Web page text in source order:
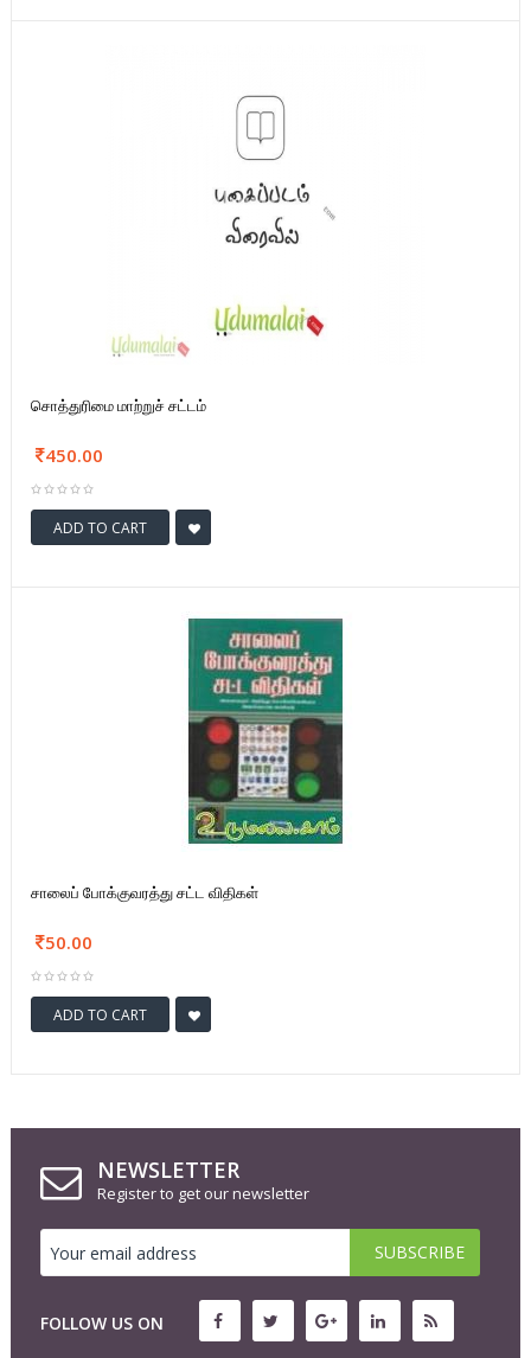
சொத்துரிமை மாற்றுச் சட்டம்
450.00
ADD TO CART
சாலைப் போக்குவரத்து சட்ட விதிகள்
50.00
ADD TO CART
NEWSLETTER
Register to get our newsletter
FOLLOW US ON